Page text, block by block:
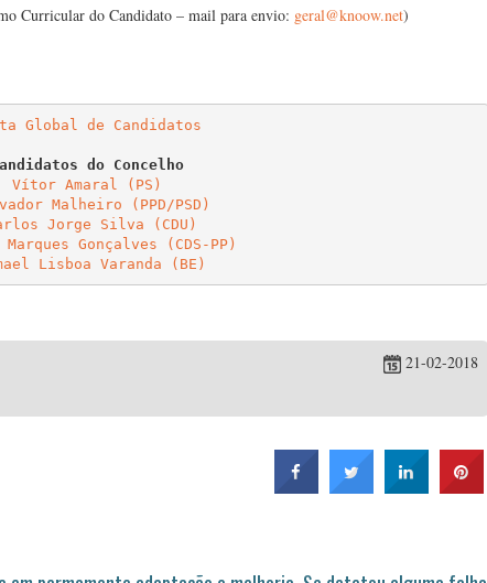
Curricular do Candidato – mail para envio: geral@knoow.net)
Global de Candidatos
Vítor Amaral (PS)
Malheiro (PPD/PSD)
Jorge Silva (CDU)
Gonçalves (CDS-PP)
Lisboa Varanda (BE)
21-02-2018